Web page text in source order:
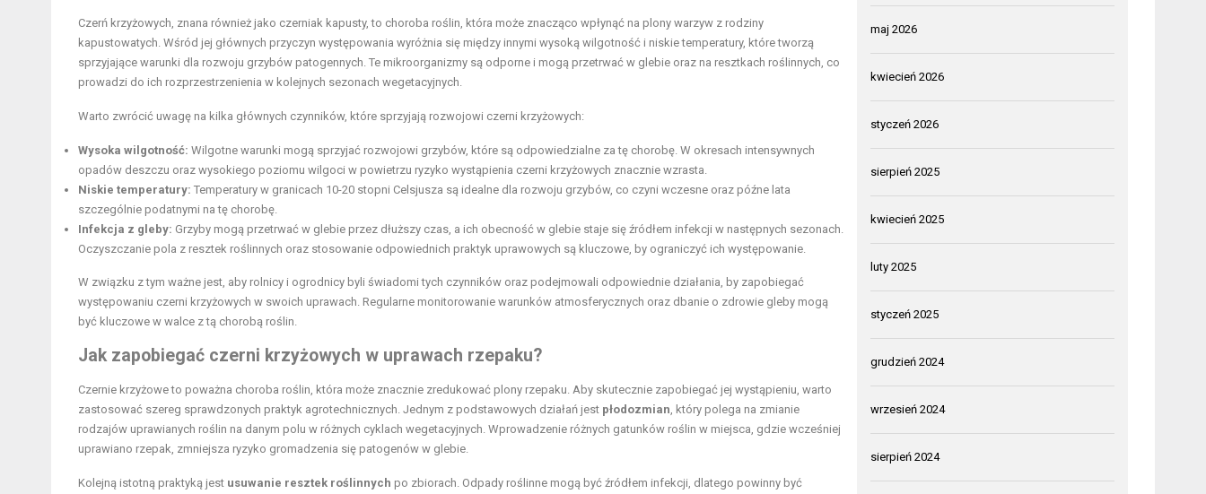
Czerń krzyżowych, znana również jako czerniak kapusty, to choroba roślin, która może znacząco wpłynąć na plony warzyw z rodziny
kapustowatych. Wśród jej głównych przyczyn występowania wyróżnia się między innymi wysoką wilgotność i niskie temperatury, które tworzą
sprzyjające warunki dla rozwoju grzybów patogennych. Te mikroorganizmy są odporne i mogą przetrwać w glebie oraz na resztkach roślinnych, co
prowadzi do ich rozprzestrzenienia w kolejnych sezonach wegetacyjnych.
Warto zwrócić uwagę na kilka głównych czynników, które sprzyjają rozwojowi czerni krzyżowych:
Wysoka wilgotność: Wilgotne warunki mogą sprzyjać rozwojowi grzybów, które są odpowiedzialne za tę chorobę. W okresach intensywnych
opadów deszczu oraz wysokiego poziomu wilgoci w powietrzu ryzyko wystąpienia czerni krzyżowych znacznie wzrasta.
Niskie temperatury: Temperatury w granicach 10-20 stopni Celsjusza są idealne dla rozwoju grzybów, co czyni wczesne oraz późne lata
szczególnie podatnymi na tę chorobę.
Infekcja z gleby: Grzyby mogą przetrwać w glebie przez dłuższy czas, a ich obecność w glebie staje się źródłem infekcji w następnych sezonach.
Oczyszczanie pola z resztek roślinnych oraz stosowanie odpowiednich praktyk uprawowych są kluczowe, by ograniczyć ich występowanie.
W związku z tym ważne jest, aby rolnicy i ogrodnicy byli świadomi tych czynników oraz podejmowali odpowiednie działania, by zapobiegać
występowaniu czerni krzyżowych w swoich uprawach. Regularne monitorowanie warunków atmosferycznych oraz dbanie o zdrowie gleby mogą
być kluczowe w walce z tą chorobą roślin.
Jak zapobiegać czerni krzyżowych w uprawach rzepaku?
Czernie krzyżowe to poważna choroba roślin, która może znacznie zredukować plony rzepaku. Aby skutecznie zapobiegać jej wystąpieniu, warto
zastosować szereg sprawdzonych praktyk agrotechnicznych. Jednym z podstawowych działań jest płodozmian , który polega na zmianie
rodzajów uprawianych roślin na danym polu w różnych cyklach wegetacyjnych. Wprowadzenie różnych gatunków roślin w miejsca, gdzie wcześniej
uprawiano rzepak, zmniejsza ryzyko gromadzenia się patogenów w glebie.
Kolejną istotną praktyką jest usuwanie resztek roślinnych po zbiorach. Odpady roślinne mogą być źródłem infekcji, dlatego powinny być
maj 2026
kwiecień 2026
styczeń 2026
sierpień 2025
kwiecień 2025
luty 2025
styczeń 2025
grudzień 2024
wrzesień 2024
sierpień 2024